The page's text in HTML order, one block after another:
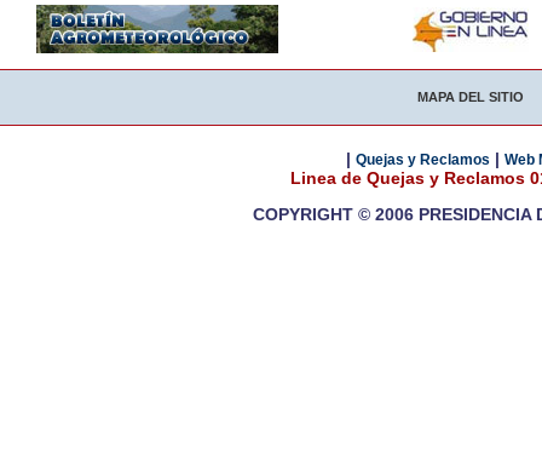
MAPA DEL SITIO
| Quejas y Reclamos | Web
Linea de Quejas y Reclamos
COPYRIGHT © 2006 PRESIDENCIA